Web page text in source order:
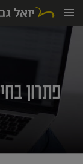
לתוכן
פתרון